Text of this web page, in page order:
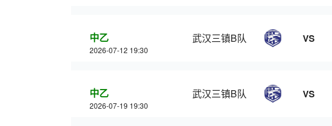
中乙
2026-07-12 19:30
武汉三镇B队 VS
中乙
2026-07-19 19:30
武汉三镇B队 VS